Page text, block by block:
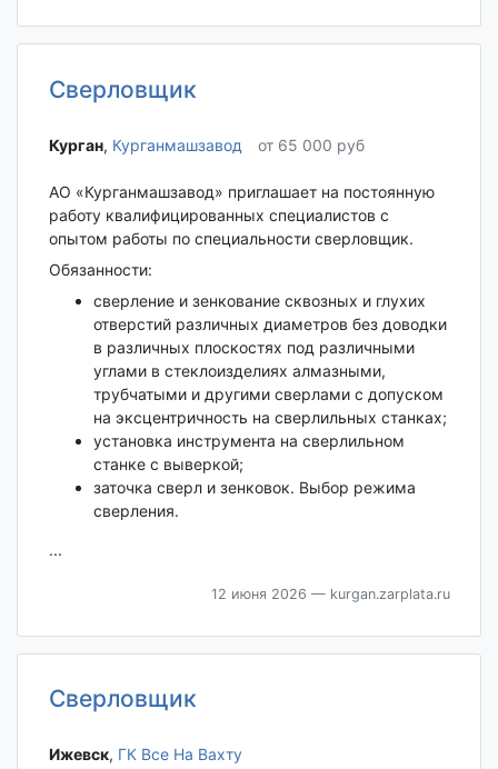
Сверловщик
Курган‎, Курганмашзавод от 65 000 руб
АО «Курганмашзавод» приглашает на постоянную
работу квалифицированных специалистов с
опытом работы по специальности сверловщик.
Обязанности:
сверление и зенкование сквозных и глухих
отверстий различных диаметров без доводки
в различных плоскостях под различными
углами в стеклоизделиях алмазными,
трубчатыми и другими сверлами с допуском
на эксцентричность на сверлильных станках;
установка инструмента на сверлильном
станке с выверкой;
заточка сверл и зенковок. Выбор режима
сверления.
...
12 июня 2026 — kurgan.zarplata.ru
Сверловщик
Ижевск‎, ГК Все На Вахту